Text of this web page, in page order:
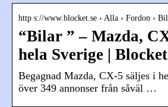
http s://www.blocket.se › Alla › Fordon ›
“Bilar ” – Mazda,
hela Sverige | Blocket
Begagnad Mazda, CX-5 säljes i
över 349 annonser från såväl …